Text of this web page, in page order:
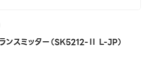
ンスミッター（SK5212-Ⅱ L-JP）